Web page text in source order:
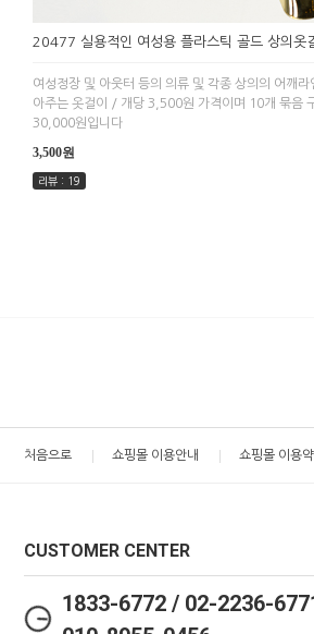
20477 실용적인 여성용 플라스틱 골드 상의옷
여성정장 및 아웃터 등의 의류 및 각종 상의의 어깨라
아주는 옷걸이 / 개당 3,500원 가격이며 10개 묶음
30,000원입니다
3,500원
리뷰 : 19
처음으로 쇼핑몰 이용안내 쇼핑몰 이용
CUSTOMER CENTER
1833-6772 / 02-2236-